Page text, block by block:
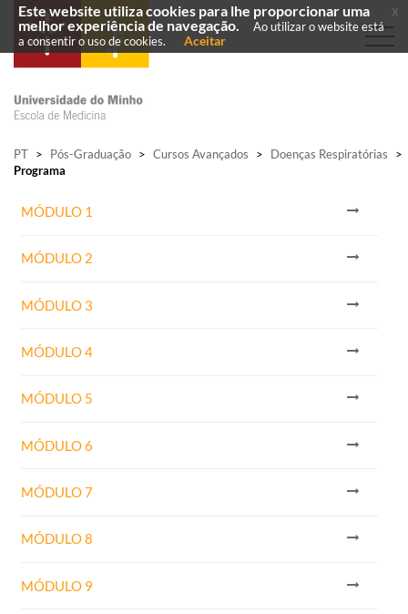
PT > Pós-Graduação > Cursos Avançados > Doenças Respiratórias
>
Programa
MÓDULO 1
MÓDULO 2
MÓDULO 3
MÓDULO 4
MÓDULO 5
MÓDULO 6
MÓDULO 7
MÓDULO 8
MÓDULO 9
Este website utiliza cookies para lhe proporcionar uma
melhor experiência de navegação.
Ao utilizar o website está
a consentir o uso de cookies.
Aceitar
x